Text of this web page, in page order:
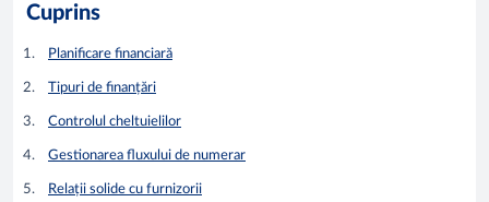
Cuprins
Planificare financiară
Tipuri de finanțări
Controlul cheltuielilor
Gestionarea fluxului de numerar
Relații solide cu furnizorii